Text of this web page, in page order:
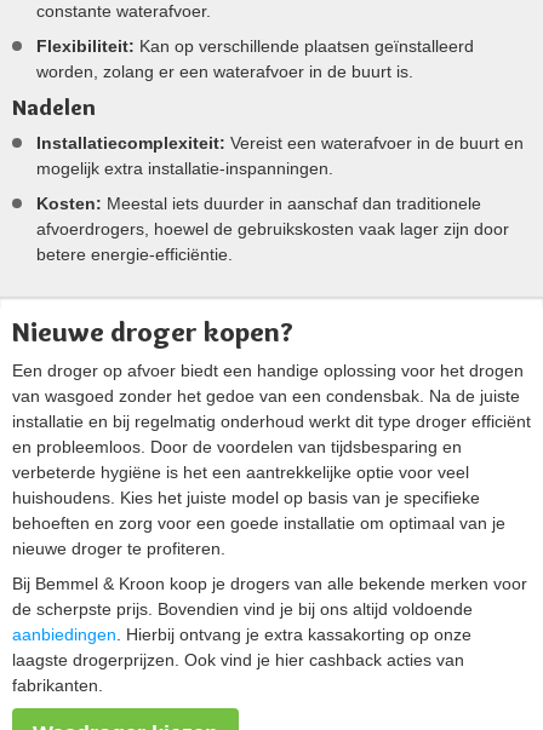
constante waterafvoer.
Flexibiliteit: Kan op verschillende plaatsen geïnstalleerd
worden, zolang er een waterafvoer in de buurt is​​.
Nadelen
Installatiecomplexiteit: Vereist een waterafvoer in de buurt en
mogelijk extra installatie-inspanningen.
Kosten: Meestal iets duurder in aanschaf dan traditionele
afvoerdrogers, hoewel de gebruikskosten vaak lager zijn door
betere energie-efficiëntie​​.
Nieuwe droger kopen?
Een droger op afvoer biedt een handige oplossing voor het drogen
van wasgoed zonder het gedoe van een condensbak. Na de juiste
installatie en bij regelmatig onderhoud werkt dit type droger efficiënt
en probleemloos. Door de voordelen van tijdsbesparing en
verbeterde hygiëne is het een aantrekkelijke optie voor veel
huishoudens. Kies het juiste model op basis van je specifieke
behoeften en zorg voor een goede installatie om optimaal van je
nieuwe droger​ te profiteren.
Bij Bemmel & Kroon koop je drogers van alle bekende merken voor
de scherpste prijs. Bovendien vind je bij ons altijd voldoende
aanbiedingen. Hierbij ontvang je extra kassakorting op onze
laagste drogerprijzen. Ook vind je hier cashback acties van
fabrikanten.